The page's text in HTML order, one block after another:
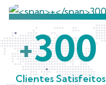
+300
Clientes Satisfeitos